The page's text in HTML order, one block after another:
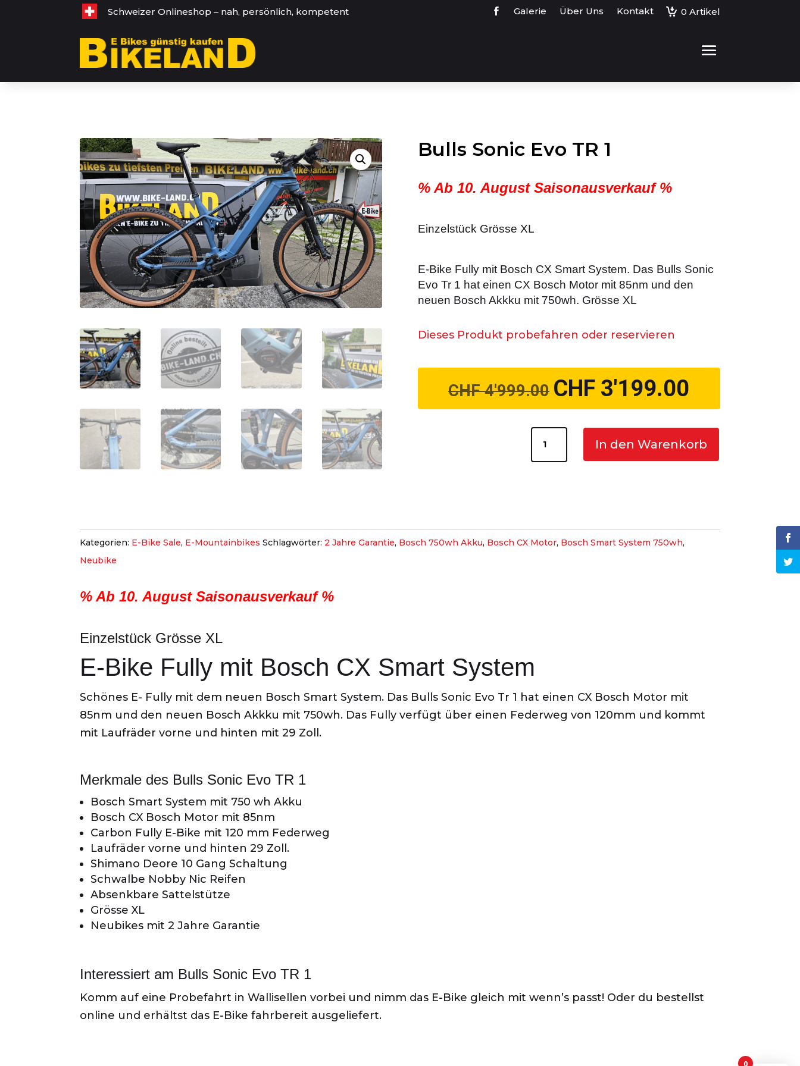
Schweizer Onlineshop – nah, persönlich, kompetent Galerie Über Uns Kontakt 0 Artikel
Bulls Sonic Evo TR 1
% Ab 10. August Saisonausverkauf %
Einzelstück Grösse XL
E-Bike Fully mit Bosch CX Smart System. Das Bulls Sonic
Evo Tr 1 hat einen CX Bosch Motor mit 85nm und den
neuen Bosch Akkku mit 750wh. Grösse XL
Dieses Produkt probefahren oder reservieren
CHF4'999.00 Ursprünglicher
CHF 4'999.00
CHF 3'199.00
Preis
CHF 3'199.00.
In den Warenkorb
Kategorien: E-Bike Sale, E-Mountainbikes Schlagwörter: 2 Jahre Garantie, Bosch 750wh Akku, Bosch CX Motor, Bosch Smart System 750wh,
Neubike
% Ab 10. August Saisonausverkauf %
Einzelstück Grösse XL
E-Bike Fully mit Bosch CX Smart System
Schönes E- Fully mit dem neuen Bosch Smart System. Das Bulls Sonic Evo Tr 1 hat einen CX Bosch Motor mit
85nm und den neuen Bosch Akkku mit 750wh. Das Fully verfügt über einen Federweg von 120mm und kommt
mit Laufräder vorne und hinten mit 29 Zoll.
Merkmale des Bulls Sonic Evo TR 1
Bosch Smart System mit 750 wh Akku
Bosch CX Bosch Motor mit 85nm
Carbon Fully E-Bike mit 120 mm Federweg
Laufräder vorne und hinten 29 Zoll.
Shimano Deore 10 Gang Schaltung
Schwalbe Nobby Nic Reifen
Absenkbare Sattelstütze
Grösse XL
Neubikes mit 2 Jahre Garantie
Interessiert am Bulls Sonic Evo TR 1
Komm auf eine Probefahrt in Wallisellen vorbei und nimm das E-Bike gleich mit wenn’s passt! Oder du bestellst
online und erhältst das E-Bike fahrbereit ausgeliefert.
0